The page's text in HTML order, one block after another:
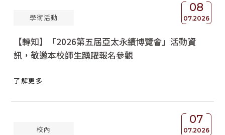
08
07.2026
學術活動
【轉知】「2026第五屆亞太永續博覽會」活動資
訊，敬邀本校師生踴躍報名參觀
了解更多
07
07.2026
校內